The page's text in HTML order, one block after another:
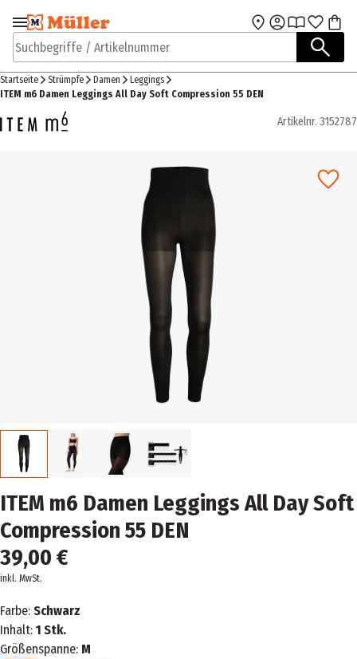
Zur Navigation
springen
Zum Hauptinhalt
Suchbegriffe / Artikelnummer
Startseite Strümpfe Damen
Leggings
ITEM m6 Damen Leggings All Day Soft Compression 55 DEN
Artikelnr. 3152787
ITEM m6 Damen Leggings All Day Soft
Compression 55 DEN
39,00 €
inkl. MwSt.
Farbe: Schwarz
Inhalt: 1 Stk.
Größenspanne: M